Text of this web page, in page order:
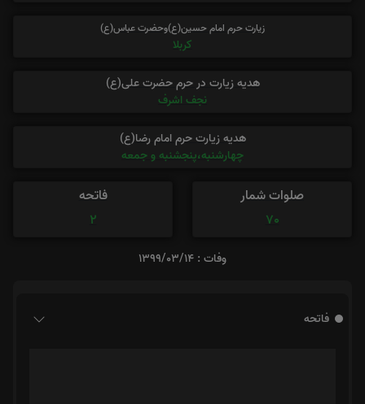
زیارت حرم امام حسین(ع)وحضرت عباس(ع)
کربلا
هدیه زیارت در حرم حضرت علی(ع)
نجف اشرف
هدیه زیارت حرم امام رضا(ع)
چهارشنبه،پنجشنبه و جمعه
صلوات شمار
70
فاتحه
2
وفات : 1399/03/14
فاتحه